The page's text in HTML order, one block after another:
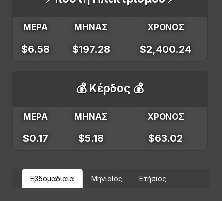
ΜΕΡΑ ΜΗΝΑΣ ΧΡΟΝΟΣ
$6.58 $197.28 $2,400.24
💰 Κέρδος 💰
ΜΕΡΑ ΜΗΝΑΣ ΧΡΟΝΟΣ
$0.17 $5.18 $63.02
Εβδομαδιαία Μηνιαίος Ετήσιος